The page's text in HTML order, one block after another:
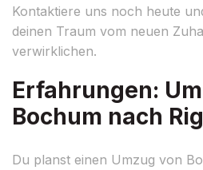
Kontaktiere uns noch heute
deinen Traum vom neuen
verwirklichen.
Erfahrungen:
Bochum nach
Du planst einen Umzug von